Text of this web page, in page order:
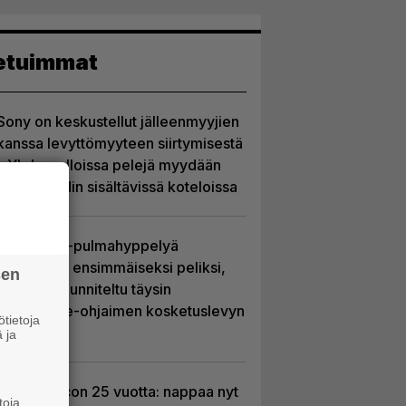
on keskustellut jälleenmyyjien
levyttömyyteen siirtymisestä
Yhdysvalloissa pelejä myydään
latauskoodin sisältävissä koteloissa
Uutta PS5-pulmahyppelyä
kuvaillaan ensimmäiseksi peliksi,
joka on suunniteltu täysin
DualSense-ohjaimen kosketuslevyn
ympärille
Ghost Recon 25 vuotta: nappaa nyt
ja